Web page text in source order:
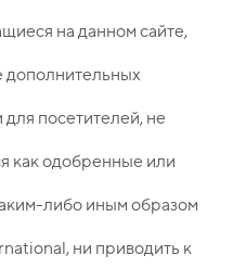
на данном сайте,
дополнительных
посетителей, не
как одобренные или
либо иным образом
ни приводить к